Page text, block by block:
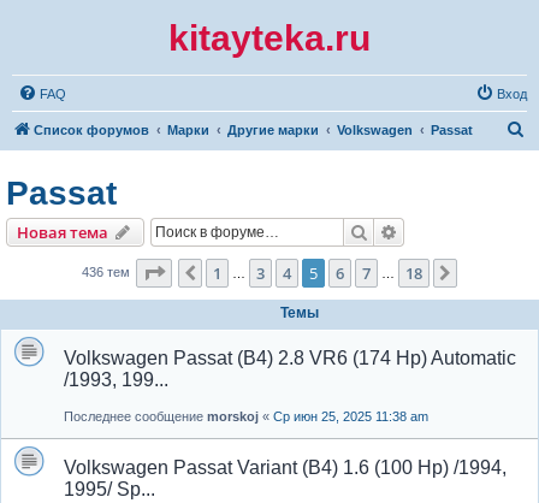
kitayteka.ru
FAQ Вход
Список форумов Марки Другие марки Volkswagen Passat
Passat
Новая тема Поиск
436 тем Страница из 18
Пред.
1 3 4 5 6 7 18
Темы
Volkswagen Passat (B4) 2.8 VR6 (174 Hp) Automatic
/1993, 199...
Последнее сообщение morskoj « Ср июн 25, 2025 11:38 am
Volkswagen Passat Variant (B4) 1.6 (100 Hp) /1994,
1995/ Sp...